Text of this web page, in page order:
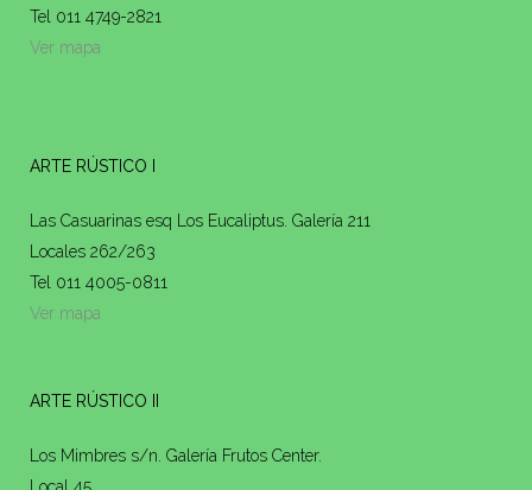
Tel 011 4749-2821
Ver mapa
ARTE RÚSTICO I
Las Casuarinas esq Los Eucaliptus. Galería 211
Locales 262/263
Tel 011 4005-0811
Ver mapa
ARTE RÚSTICO II
Los Mimbres s/n. Galería Frutos Center.